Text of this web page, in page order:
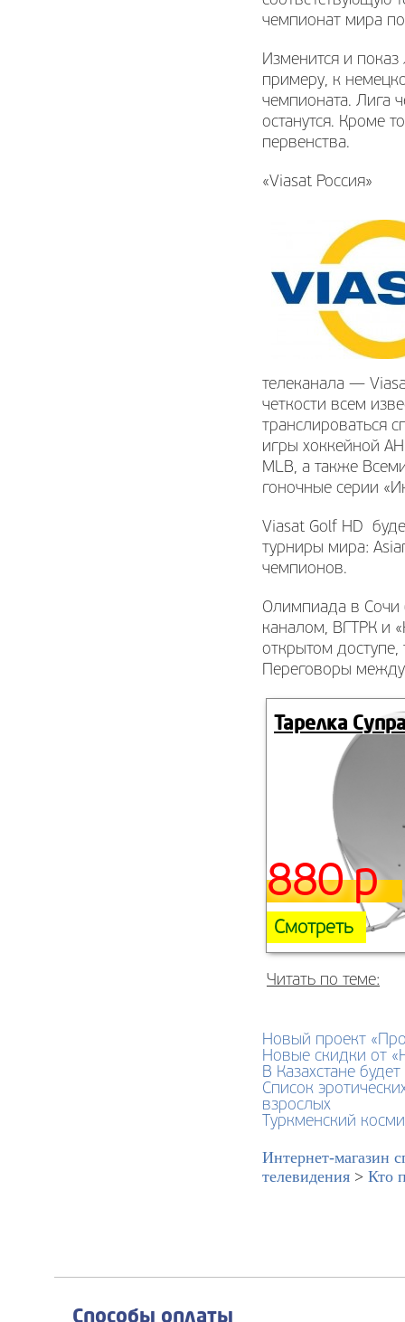
чемпионат мира
Изменится и
примеру, к
чемпионата. Лига
останутся. Кроме
первенства.
«Viasat Россия»
телеканала —
четкости всем
транслироваться
игры хоккейной
MLB, а также
гоночные серии
Viasat Golf HD
турниры мира:
чемпионов.
Олимпиада в Сочи
каналом, ВГТРК и
открытом доступе,
Переговоры
Тарелка
Смотреть
880 р
Читать по теме:
Новый проект
Новые скидки от
В Казахстане
Список
взрослых
Туркменский
Интернет-магазин
телевидения > Кто
Способы оплаты